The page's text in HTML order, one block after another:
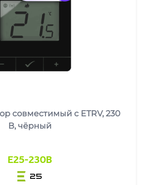
совместимый с ETRV, 230
В, чёрный
E25-230B
25